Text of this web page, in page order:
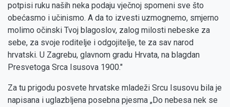
potpisi ruku naših neka podaju vječnoj spomeni sve što
obećasmo i učinismo. A da to izvesti uzmognemo, smjerno
molimo očinski Tvoj blagoslov, zalog milosti nebeske za
sebe, za svoje roditelje i odgojitelje, te za sav narod
hrvatski. U Zagrebu, glavnom gradu Hrvata, na blagdan
Presvetoga Srca Isusova 1900."
Za tu prigodu posvete hrvatske mladeži Srcu Isusovu bila je
napisana i uglazbljena posebna pjesma „Do nebesa nek se